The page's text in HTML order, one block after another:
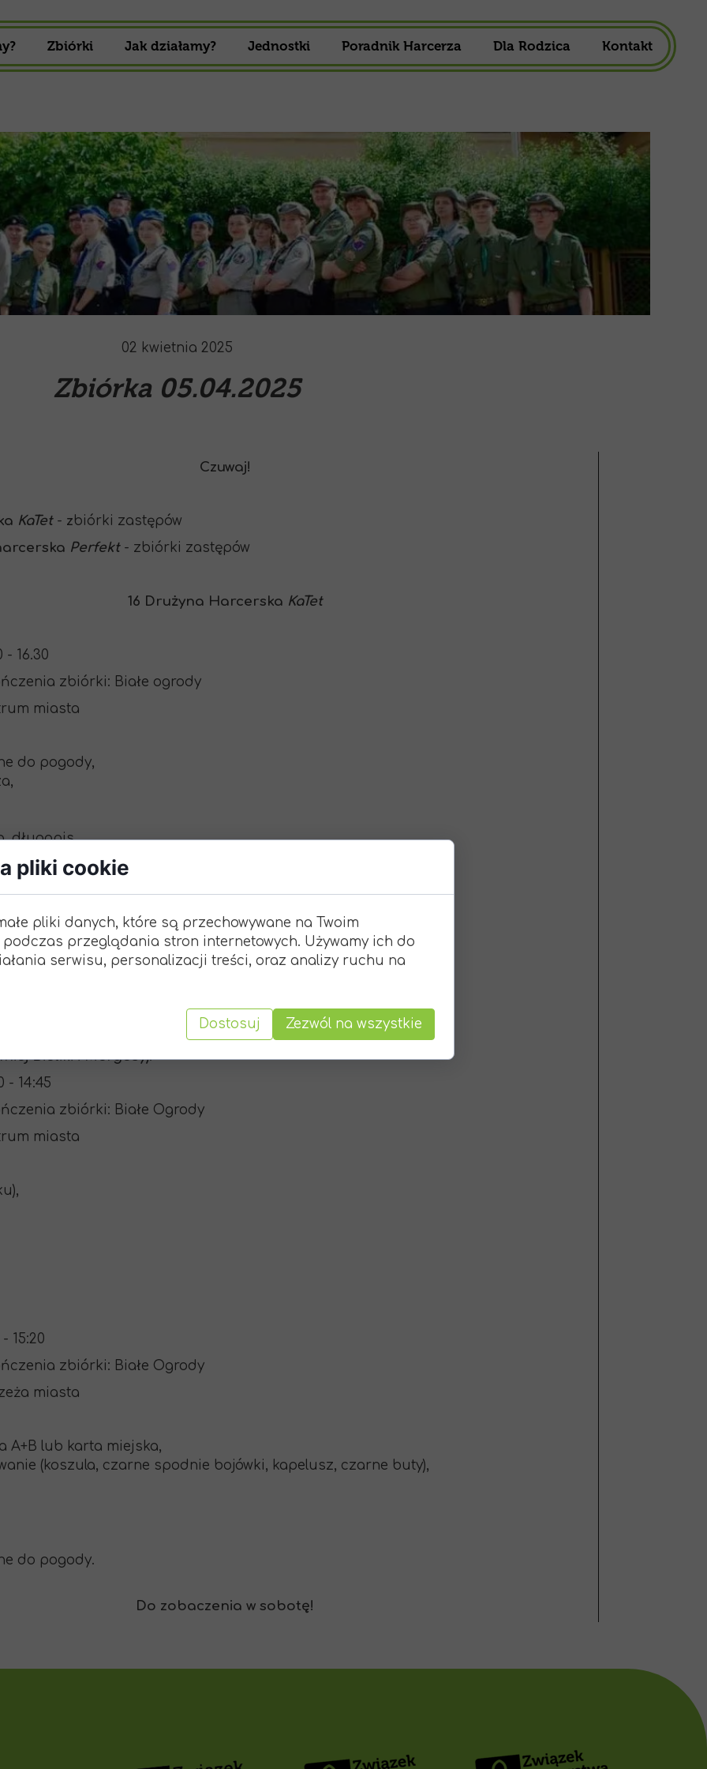
Zbiórki
Zbiórki 16 Drużyny Starszoharcerskiej
Jak działamy? Jednostki
Drużyna Harcerska
Drużyna Starszoharcerska
Poradnik Harcerza Dla Rodzica
Składka Członkowska
Mundur Harcerski
Do Pobrania
Kontakt
02 kwietnia 2025
Zbiórka 05.04.2025
Czuwaj!
KaTet - zbiórki zastępów
Perfekt - zbiórki zastępów
16 Drużyna Harcerska KaTet
- 16.30
zbiórki: Białe ogrody
miasta
do pogody,
długopis,
akrylowe,
Falcones i Anates są odwołane.
Bieliki i Mergosy):
- 14:45
zbiórki: Białe Ogrody
miasta
15:20
zbiórki: Białe Ogrody
miasta
A+B lub karta miejska,
(koszula, czarne spodnie bojówki, kapelusz, czarne buty),
do pogody.
Do zobaczenia w sobotę!
pliki cookie
pliki danych, które są przechowywane na Twoim
przeglądania stron internetowych. Używamy ich do
serwisu, personalizacji treści, oraz analizy ruchu na
Dostosuj Zezwól na wszystkie